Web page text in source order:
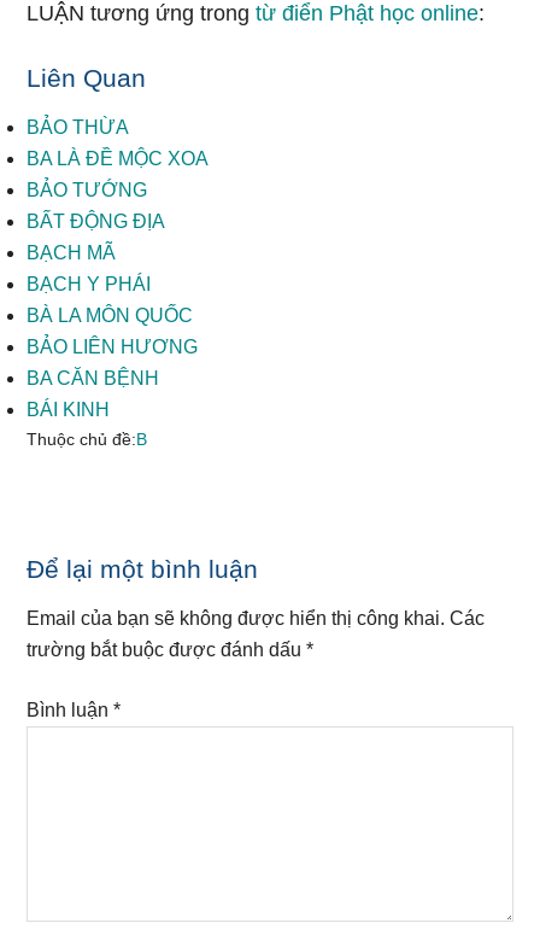
LUẬN tương ứng trongtừ điển Phật học online:
Liên Quan
BẢO THỪA
BA LÀ ĐỀ MỘC XOA
BẢO TƯỚNG
BẤT ĐỘNG ĐỊA
BẠCH MÃ
BẠCH Y PHÁI
BÀ LA MÔN QUỐC
BẢO LIÊN HƯƠNG
BA CĂN BỆNH
BÁI KINH
Thuộc chủ đề:B
Reader
Interactions
Để lại một bình luận
Email của bạn sẽ không được hiển thị công khai. Các
trường bắt buộc được đánh dấu*
Bình luận*